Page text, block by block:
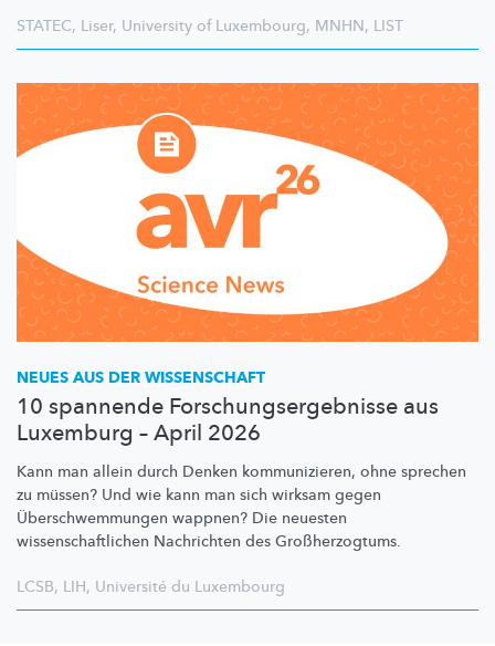
STATEC, Liser, University of Luxembourg, MNHN, LIST
NEUES AUS DER WISSENSCHAFT
10 spannende Forschungsergebnisse aus
Luxemburg – April 2026
Kann man allein durch Denken kommunizieren, ohne sprechen
zu müssen? Und wie kann man sich wirksam gegen
Überschwemmungen wappnen? Die neuesten
wissenschaftlichen Nachrichten des Großherzogtums.
LCSB, LIH, Université du Luxembourg